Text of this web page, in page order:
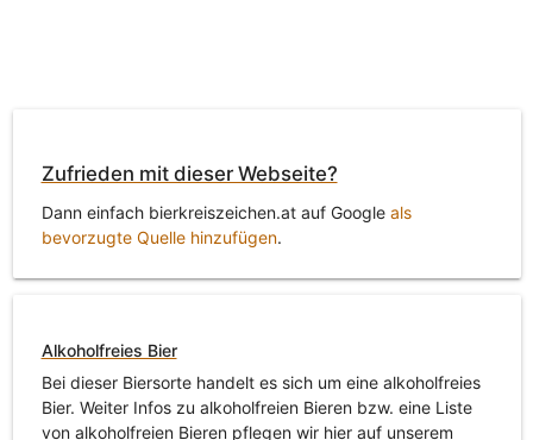
Zufrieden mit dieser Webseite?
Dann einfach bierkreiszeichen.at auf Google als
bevorzugte Quelle hinzufügen.
Alkoholfreies Bier
Bei dieser Biersorte handelt es sich um eine alkoholfreies
Bier. Weiter Infos zu alkoholfreien Bieren bzw. eine Liste
von alkoholfreien Bieren pflegen wir hier auf unserem